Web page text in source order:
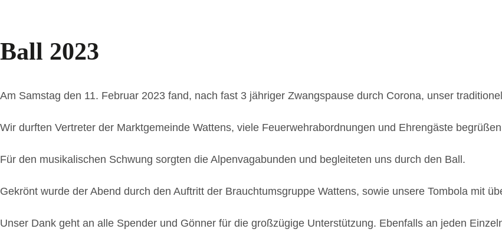
Ball 2023
Am Samstag den 11. Februar 2023 fand, nach fast 3 jähriger Zwangspause durch Corona, unser
Wir durften Vertreter der Marktgemeinde Wattens, viele Feuerwehrabordnungen und Ehrengäste
Für den musikalischen Schwung sorgten die Alpenvagabunden und begleiteten uns durch den Ball.
Gekrönt wurde der Abend durch den Auftritt der Brauchtumsgruppe Wattens, sowie unsere Tombola mit
Unser Dank geht an alle Spender und Gönner für die großzügige Unterstützung. Ebenfalls an jeden